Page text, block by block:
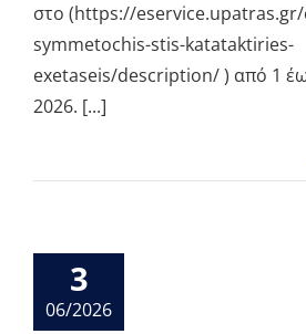
στο (https://
symmetochis-stis-katataktiries-
exetaseis/description/ ) από 1
2026. [...]
3
06/2026